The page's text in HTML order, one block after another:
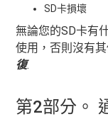
SD卡損壞
無論您的SD卡有
使用，否則沒有
復.
第2部分。